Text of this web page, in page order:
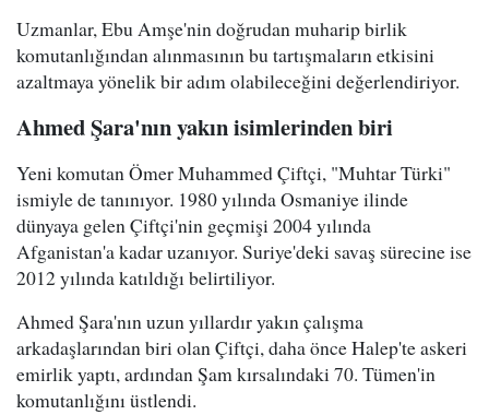
Uzmanlar, Ebu Amşe'nin doğrudan muharip birlik
komutanlığından alınmasının bu tartışmaların etkisini
azaltmaya yönelik bir adım olabileceğini değerlendiriyor.
Ahmed Şara'nın yakın isimlerinden biri
Yeni komutan Ömer Muhammed Çiftçi, "Muhtar Türki"
ismiyle de tanınıyor. 1980 yılında Osmaniye ilinde
dünyaya gelen Çiftçi'nin geçmişi 2004 yılında
Afganistan'a kadar uzanıyor. Suriye'deki savaş sürecine ise
2012 yılında katıldığı belirtiliyor.
Ahmed Şara'nın uzun yıllardır yakın çalışma
arkadaşlarından biri olan Çiftçi, daha önce Halep'te askeri
emirlik yaptı, ardından Şam kırsalındaki 70. Tümen'in
komutanlığını üstlendi.